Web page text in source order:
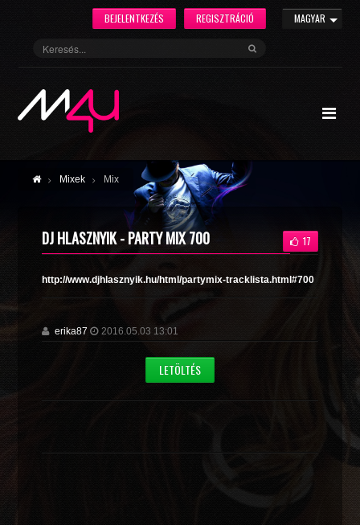
MAGYAR
REGISZTRÁCIÓ
BEJELENTKEZÉS
Mixek Mix
DJ HLASZNYIK - PARTY MIX 700 17
http://www.djhlasznyik.hu/html/partymix-tracklista.html#700
erika87 2016.05.03 13:01
LETÖLTÉS